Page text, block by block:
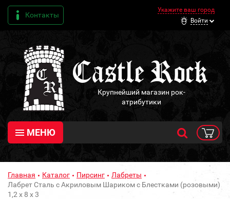
Контакты
Укажите ваш город
Войти
Крупнейший магазин рок-
атрибутики
МЕНЮ
Главная Каталог Пирсинг
Лабреты
Лабрет Сталь с Акриловым Шариком с Блестками (розовыми)
1,2 х 8 х 3